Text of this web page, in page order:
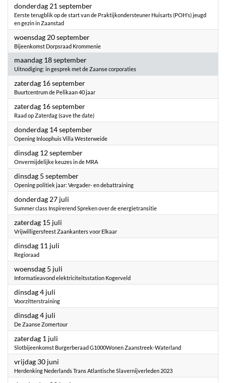
donderdag 21 september2023
Eerste terugblik op de start van de Praktijkondersteuner Huisarts (POH’s) jeugd
en gezin in Zaanstad
woensdag 20 september2023
Bijeenkomst Dorpsraad Krommenie
maandag 18 september2023
Uitnodiging: in gesprek met de Zaanse corporaties
zaterdag 16 september2023
Buurtcentrum de Pelikaan 40 jaar
zaterdag 16 september2023
Raad op Zaterdag (save the date)
donderdag 14 september2023
Opening Inloophuis Villa Westerweide
dinsdag 12 september2023
Onvermijdelijke keuzes in de MRA
dinsdag 5 september2023
Opening politiek jaar: Vergader- en debattraining
donderdag 27 juli
Summer class Inspirerend Spreken over de energietransitie
zaterdag 15 juli
Vrijwilligersfeest Zaankanters voor Elkaar
dinsdag 11 juli
Regioraad
woensdag 5 juli
Informatieavond elektriciteitsstation Kogerveld
dinsdag 4 juli
Voorzitterstraining
dinsdag 4 juli
De Zaanse Zomertour
zaterdag 1 juli
Slotbijeenkomst Burgerberaad G1000Wonen Zaanstreek-Waterland
vrijdag 30 juni
Herdenking Nederlands Trans Atlantische Slavernijverleden 2023